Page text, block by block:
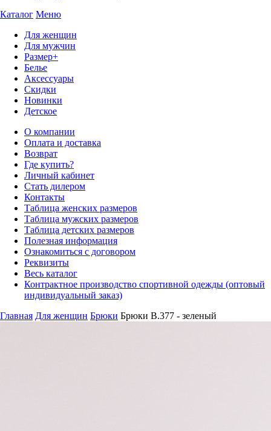
Каталог Меню
Для женщин
Для мужчин
Размер+
Белье
Аксессуары
Скидки
Новинки
Детское
О компании
Оплата и доставка
Возврат
Где купить?
Личный кабинет
Стать дилером
Контакты
Таблица женских размеров
Таблица мужских размеров
Таблица детских размеров
Полезная информация
Ознакомиться с договором
Реквизиты
Весь каталог
Контрактное производство спортивной одежды (оптовый
индивидуальный заказ)
Главная Для женщин Брюки Брюки B.377 - зеленый